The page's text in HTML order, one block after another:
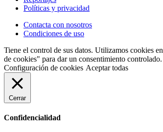
Políticas y privacidad
Contacta con nosotros
Condiciones de uso
Tiene el control de sus datos. Utilizamos cookies
de cookies" para dar un consentimiento controlado.
Configuración de cookies Aceptar todas
Cerrar
Confidencialidad